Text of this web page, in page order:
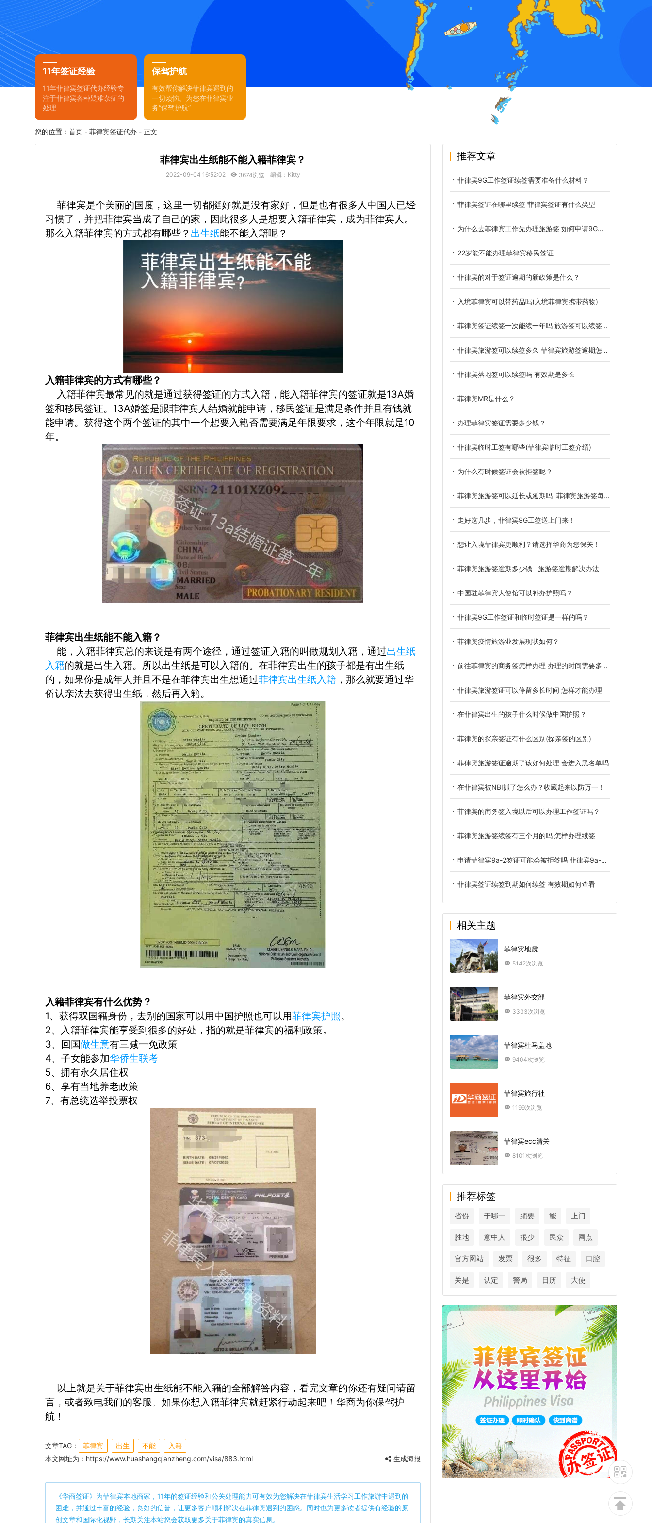
11年签证经验
11年菲律宾签证代办经验专
注于菲律宾各种疑难杂症的
处理
保驾护航
有效帮你解决菲律宾遇到的
一切烦恼。为您在菲律宾业
务“保驾护航”
您的位置： 首页 - 菲律宾签证代办 - 正文
菲律宾出生纸能不能入籍菲律宾？
2022-09-04 16:52:02 3674浏览 编辑：Kitty
菲律宾是个美丽的国度，这里一切都挺好就是没有家好，但是也有很多人中国人已经
习惯了，并把菲律宾当成了自己的家，因此很多人是想要入籍菲律宾，成为菲律宾人。
那么入籍菲律宾的方式都有哪些？ 出生纸能不能入籍呢？
入籍菲律宾的方式有哪些？
入籍菲律宾最常见的就是通过获得签证的方式入籍，能入籍菲律宾的签证就是13A婚
签和移民签证。13A婚签是跟菲律宾人结婚就能申请，移民签证是满足条件并且有钱就
能申请。获得这个两个签证的其中一个想要入籍否需要满足年限要求，这个年限就是10
年。
菲律宾出生纸能不能入籍？
能，入籍菲律宾总的来说是有两个途径，通过签证入籍的叫做规划入籍，通过出生纸
入籍的就是出生入籍。所以出生纸是可以入籍的。在菲律宾出生的孩子都是有出生纸
的，如果你是成年人并且不是在菲律宾出生想通过菲律宾出生纸入籍 ，那么就要通过华
侨认亲法去获得出生纸，然后再入籍。
入籍菲律宾有什么优势？
1、获得双国籍身份，去别的国家可以用中国护照也可以用菲律宾护照。
2、入籍菲律宾能享受到很多的好处，指的就是菲律宾的福利政策。
3、回国做生意有三减一免政策
4、子女能参加华侨生联考
5、拥有永久居住权
6、享有当地养老政策
7、有总统选举投票权
以上就是关于菲律宾出生纸能不能入籍的全部解答内容，看完文章的你还有疑问请留
言，或者致电我们的客服。如果你想入籍菲律宾就赶紧行动起来吧！华商为你保驾护
航！
文章TAG： 菲律宾 出生 不能
入籍
本文网址为： https://www.huashangqianzheng.com/visa/883.html 生成海报
《华商签证》为菲律宾本地商家，11年的签证经验和公关处理能力可有效为您解决在菲律宾生活学习工作旅游中遇到的
困难，并通过丰富的经验，良好的信誉，让更多客户顺利解决在菲律宾遇到的困惑。同时也为更多读者提供有经验的原
创文章和国际化视野，长期关注本站您会获取更多关于菲律宾的真实信息。
推荐文章
菲律宾9G工作签证续签需要准备什么材料？
菲律宾签证在哪里续签 菲律宾签证有什么类型
为什么去菲律宾工作先办理旅游签 如何申请9G工作签证
22岁能不能办理菲律宾移民签证
菲律宾的对于签证逾期的新政策是什么？
入境菲律宾可以带药品吗(入境菲律宾携带药物)
菲律宾签证续签一次能续一年吗 旅游签可以续签多久呢
菲律宾旅游签可以续签多久 菲律宾旅游签逾期怎么办
菲律宾落地签可以续签吗 有效期是多长
菲律宾MR是什么？
办理菲律宾签证需要多少钱？
菲律宾临时工签有哪些(菲律宾临时工签介绍)
为什么有时候签证会被拒签呢？
菲律宾旅游签可以延长或延期吗 菲律宾旅游签每次延期是多久
走好这几步，菲律宾9G工签送上门来！
想让入境菲律宾更顺利？请选择华商为您保关！
菲律宾旅游签逾期多少钱 旅游签逾期解决办法
中国驻菲律宾大使馆可以补办护照吗？
菲律宾9G工作签证和临时签证是一样的吗？
菲律宾疫情旅游业发展现状如何？
前往菲律宾的商务签怎样办理 办理的时间需要多长呢
菲律宾旅游签证可以停留多长时间 怎样才能办理
在菲律宾出生的孩子什么时候做中国护照？
菲律宾的探亲签证有什么区别(探亲签的区别)
菲律宾旅游签证逾期了该如何处理 会进入黑名单吗
在菲律宾被NBI抓了怎么办？收藏起来以防万一！
菲律宾的商务签入境以后可以办理工作签证吗？
菲律宾旅游签续签有三个月的吗 怎样办理续签
申请菲律宾9a-2签证可能会被拒签吗 菲律宾9a-2是什么签证
菲律宾签证续签到期如何续签 有效期如何查看
相关主题
菲律宾地震
5142次浏览
菲律宾外交部
3333次浏览
菲律宾杜马盖地
9404次浏览
菲律宾旅行社
1199次浏览
菲律宾ecc清关
8101次浏览
推荐标签
省份 于哪一 须要 能 上门
胜地 意中人 很少 民众 网点
官方网站 发票 很多 特征 口腔
关是 认定 警局 日历 大使